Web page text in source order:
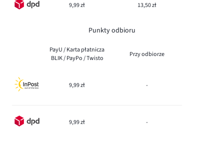
9,99 zł 13,50 zł
Punkty odbioru
PayU / Karta płatnicza
BLIK / PayPo / Twisto
Przy odbiorze
9,99 zł -
9,99 zł -